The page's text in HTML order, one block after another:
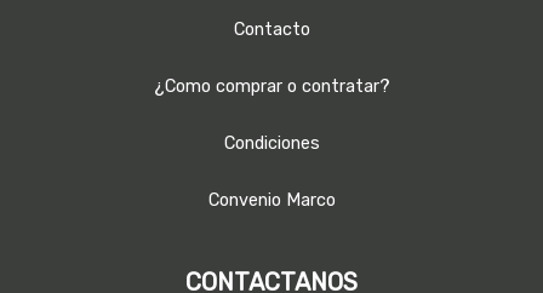
Contacto
¿Como comprar o contratar?
Condiciones
Convenio Marco
CONTACTANOS